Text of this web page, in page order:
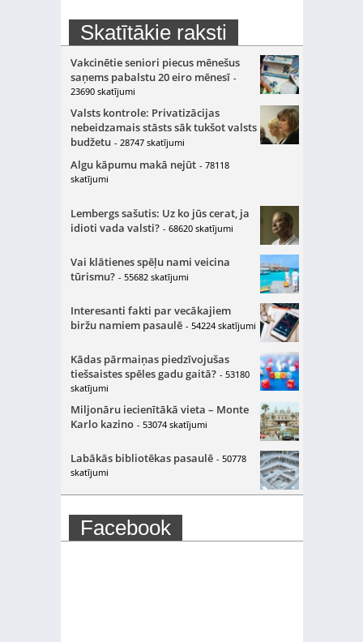
Skatītākie raksti
Vakcinētie seniori piecus mēnešus
saņems pabalstu 20 eiro mēnesī -
23690 skatījumi
Valsts kontrole: Privatizācijas
nebeidzamais stāsts sāk tukšot valsts
budžetu - 28747 skatījumi
Algu kāpumu makā nejūt - 78118
skatījumi
Lembergs sašutis: Uz ko jūs cerat, ja
idioti vada valsti? - 68620 skatījumi
Vai klātienes spēļu nami veicina
tūrismu? - 55682 skatījumi
Interesanti fakti par vecākajiem
biržu namiem pasaulē - 54224 skatījumi
Kādas pārmaiņas piedzīvojušas
tiešsaistes spēles gadu gaitā? - 53180
skatījumi
Miljonāru iecienītākā vieta – Monte
Karlo kazino - 53074 skatījumi
Labākās bibliotēkas pasaulē - 50778
skatījumi
Facebook